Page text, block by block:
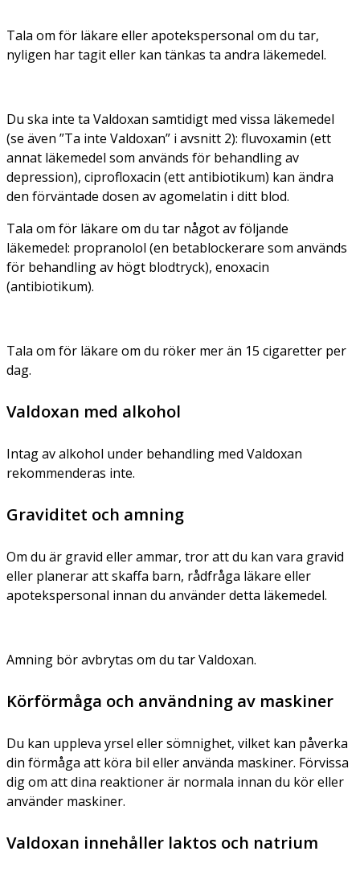
Tala om för läkare eller apotekspersonal om du tar,
nyligen har tagit eller kan tänkas ta andra läkemedel.
Du ska inte ta Valdoxan samtidigt med vissa läkemedel
(se även ”Ta inte Valdoxan” i avsnitt 2): fluvoxamin (ett
annat läkemedel som används för behandling av
depression), ciprofloxacin (ett antibiotikum) kan ändra
den förväntade dosen av agomelatin i ditt blod.
Tala om för läkare om du tar något av följande
läkemedel: propranolol (en betablockerare som används
för behandling av högt blodtryck), enoxacin
(antibiotikum).
Tala om för läkare om du röker mer än 15 cigaretter per
dag.
Valdoxan med alkohol
Intag av alkohol under behandling med Valdoxan
rekommenderas inte.
Graviditet och amning
Om du är gravid eller ammar, tror att du kan vara gravid
eller planerar att skaffa barn, rådfråga läkare eller
apotekspersonal innan du använder detta läkemedel.
Amning bör avbrytas om du tar Valdoxan.
Körförmåga och användning av maskiner
Du kan uppleva yrsel eller sömnighet, vilket kan påverka
din förmåga att köra bil eller använda maskiner. Förvissa
dig om att dina reaktioner är normala innan du kör eller
använder maskiner.
Valdoxan innehåller laktos och natrium